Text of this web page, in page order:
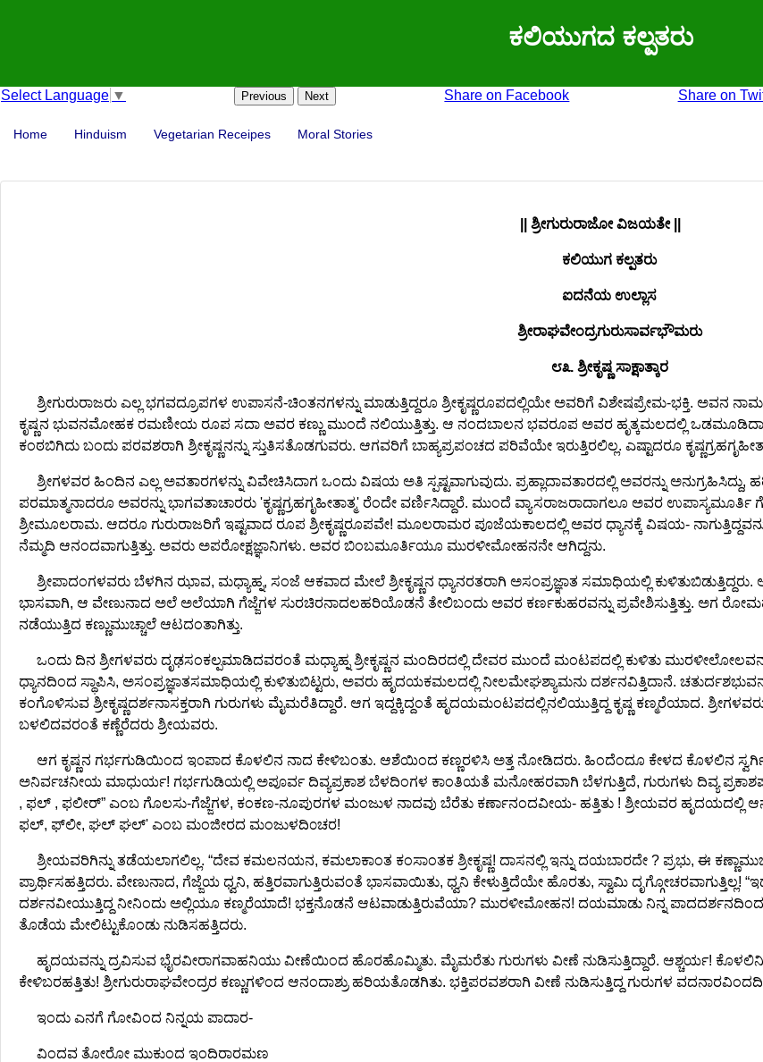
ಕಲಿಯುಗದ ಕಲ್ಪತರು
Select Language ▼ Previous Next Share on Facebook Share on
Home Hinduism Vegetarian Receipes Moral Stories
|| ಶ್ರೀಗುರುರಾಜೋ ವಿಜಯತೇ ||
ಕಲಿಯುಗ ಕಲ್ಪತರು
ಐದನೆಯ ಉಲ್ಲಾಸ
ಶ್ರೀರಾಘವೇಂದ್ರಗುರುಸಾರ್ವಭೌಮರು
೮೩. ಶ್ರೀಕೃಷ್ಣ ಸಾಕ್ಷಾತ್ಕಾರ
ಶ್ರೀಗುರುರಾಜರು ಎಲ್ಲ ಭಗವದ್ರೂಪಗಳ ಉಪಾಸನೆ-ಚಿಂತನಗಳನ್ನು ಮಾಡುತ್ತಿದ್ದರೂ ಶ್ರೀಕೃಷ್ಣರೂಪದಲ್ಲಿಯೇ ಅವರಿಗೆ ವಿಶೇಷಪ್ರೇಮ-ಭಕ್ತಿ. ಅವನ
ಕೃಷ್ಣನ ಭುವನಮೋಹಕ ರಮಣೀಯ ರೂಪ ಸದಾ ಅವರ ಕಣ್ಣು ಮುಂದೆ ನಲಿಯುತ್ತಿತ್ತು. ಆ ನಂದಬಾಲನ ಭವರೂಪ ಅವರ ಹೃತ್ಕಮಲದಲ್ಲಿ ಒಡಮೂಡಿದಾಗ
ಕಂಠಬಿಗಿದು ಬಂದು ಪರವಶರಾಗಿ ಶ್ರೀಕೃಷ್ಣನನ್ನು ಸ್ತುತಿಸತೊಡಗುವರು. ಆಗವರಿಗೆ ಬಾಹ್ಯಪ್ರಪಂಚದ ಪರಿವೆಯೇ ಇರುತ್ತಿರಲಿಲ್ಲ. ಎಷ್ಟಾದರೂ
ಶ್ರೀಗಳವರ ಹಿಂದಿನ ಎಲ್ಲ ಅವತಾರಗಳನ್ನು ವಿವೇಚಿಸಿದಾಗ ಒಂದು ವಿಷಯ ಅತಿ ಸ್ಪಷ್ಟವಾಗುವುದು. ಪ್ರಹ್ಲಾದಾವತಾರದಲ್ಲಿ ಅವರನ್ನು
ಪರಮಾತ್ಮನಾದರೂ ಅವರನ್ನು ಭಾಗವತಾಚಾರರು 'ಕೃಷ್ಣಗ್ರಹಗೃಹೀತಾತ್ಮ' ರೆಂದೇ ವರ್ಣಿಸಿದ್ದಾರೆ. ಮುಂದೆ ವ್ಯಾಸರಾಜರಾದಾಗಲೂ ಅವರ ಉಪಾಸ್ಯಮೂರ್ತಿ
ಶ್ರೀಮೂಲರಾಮ. ಆದರೂ ಗುರುರಾಜರಿಗೆ ಇಷ್ಟವಾದ ರೂಪ ಶ್ರೀಕೃಷ್ಣರೂಪವೇ! ಮೂಲರಾಮರ ಪೂಜೆಯಕಾಲದಲ್ಲಿ ಅವರ ಧ್ಯಾನಕ್ಕೆ ವಿಷಯ-
ನೆಮ್ಮದಿ ಆನಂದವಾಗುತ್ತಿತ್ತು. ಅವರು ಅಪರೋಕ್ಷಜ್ಞಾನಿಗಳು. ಅವರ ಬಿಂಬಮೂರ್ತಿಯೂ ಮುರಳೀಮೋಹನನೇ ಆಗಿದ್ದನು.
ಶ್ರೀಪಾದಂಗಳವರು ಬೆಳಗಿನ ಝಾವ, ಮಧ್ಯಾಹ್ನ, ಸಂಜೆ ಆಕವಾದ ಮೇಲೆ ಶ್ರೀಕೃಷ್ಣನ ಧ್ಯಾನರತರಾಗಿ ಅಸಂಪ್ರಜ್ಞಾತ ಸಮಾಧಿಯಲ್ಲಿ
ಭಾಸವಾಗಿ, ಆ ವೇಣುನಾದ ಅಲೆ ಅಲೆಯಾಗಿ ಗೆಜ್ಜೆಗಳ ಸುರಚಿರನಾದಲಹರಿಯೊಡನೆ ತೇಲಿಬಂದು ಅವರ ಕರ್ಣಕುಹರವನ್ನು ಪ್ರವೇಶಿಸುತ್ತಿತ್ತು. ಅಗ
ನಡೆಯುತ್ತಿದ ಕಣ್ಣುಮುಚ್ಚಾಲೆ ಆಟದಂತಾಗಿತ್ತು.
ಒಂದು ದಿನ ಶ್ರೀಗಳವರು ದೃಢಸಂಕಲ್ಪಮಾಡಿದವರಂತೆ ಮಧ್ಯಾಹ್ನ ಶ್ರೀಕೃಷ್ಣನ ಮಂದಿರದಲ್ಲಿ ದೇವರ ಮುಂದೆ ಮಂಟಪದಲ್ಲಿ ಕುಳಿತು
ಧ್ಯಾನದಿಂದ ಸ್ಥಾಪಿಸಿ, ಅಸಂಪ್ರಜ್ಞಾತಸಮಾಧಿಯಲ್ಲಿ ಕುಳಿತುಬಿಟ್ಟರು, ಅವರು ಹೃದಯಕಮಲದಲ್ಲಿ ನೀಲಮೇಘಶ್ಯಾಮನು ದರ್ಶನವಿತ್ತಿದಾನೆ.
ಕಂಗೊಳಿಸುವ ಶ್ರೀಕೃಷ್ಣದರ್ಶನಾಸಕ್ತರಾಗಿ ಗುರುಗಳು ಮೈಮರೆತಿದ್ದಾರೆ. ಆಗ ಇದ್ದಕ್ಕಿದ್ದಂತೆ ಹೃದಯಮಂಟಪದಲ್ಲಿನಲಿಯುತ್ತಿದ್ದ ಕೃಷ್ಣ ಕಣ್ಮರೆಯಾದ.
ಬಳಲಿದವರಂತೆ ಕಣ್ಣೆರೆದರು ಶ್ರೀಯವರು.
ಆಗ ಕೃಷ್ಣನ ಗರ್ಭಗುಡಿಯಿಂದ ಇ೦ಪಾದ ಕೊಳಲಿನ ನಾದ ಕೇಳಿಬಂತು. ಆಶೆಯಿಂದ ಕಣ್ಣರಳಿಸಿ ಅತ್ತ ನೋಡಿದರು. ಹಿಂದೆಂದೂ ಕೇಳದ ಕೊಳಲಿನ
ಅನಿರ್ವಚನೀಯ ಮಾಧುರ್ಯ! ಗರ್ಭಗುಡಿಯಲ್ಲಿ ಅಪೂರ್ವ ದಿವ್ಯಪ್ರಕಾಶ ಬೆಳದಿಂಗಳ ಕಾಂತಿಯತೆ ಮನೋಹರವಾಗಿ ಬೆಳಗುತ್ತಿದೆ, ಗುರುಗಳು ದಿವ್ಯ
, ಫಲ್ , ಫಲೀರ್” ಎಂಬ ಗೊಲಸು-ಗೆಜ್ಜೆಗಳ, ಕಂಕಣ-ನೂಪುರಗಳ ಮಂಜುಳ ನಾದವು ಬೆರೆತು ಕರ್ಣಾನಂದವೀಯ- ಹತ್ತಿತು ! ಶ್ರೀಯವರ ಹೃದಯದಲ್ಲಿ
ಫಲ್, ಫ್‌ಲೀ‌, ಘಲ್ ಘಲ್' ಎಂಬ ಮಂಜೀರದ ಮಂಜುಳದಿ೦ಚರ!
ಶ್ರೀಯವರಿಗಿನ್ನು ತಡೆಯಲಾಗಲಿಲ್ಲ. “ದೇವ ಕಮಲನಯನ, ಕಮಲಾಕಾಂತ ಕಂಸಾಂತಕ ಶ್ರೀಕೃಷ್ಣ! ದಾಸನಲ್ಲಿ ಇನ್ನು ದಯಬಾರದೇ ? ಪ್ರಭು, ಈ
ಪ್ರಾರ್ಥಿಸಹತ್ತಿದರು. ವೇಣುನಾದ, ಗೆಜ್ಜೆಯ ಧ್ವನಿ, ಹತ್ತಿರವಾಗುತ್ತಿರುವಂತೆ ಭಾಸವಾಯಿತು, ಧ್ವನಿ ಕೇಳುತ್ತಿದೆಯೇ ಹೊರತು, ಸ್ವಾಮಿ ದೃಗ್ಗೋಚರವಾಗುತ್ತಿಲ್ಲ!
ದರ್ಶನವೀಯುತ್ತಿದ್ದ ನೀನಿಂದು ಅಲ್ಲಿಯೂ ಕಣ್ಮರೆಯಾದೆ! ಭಕ್ತನೊಡನೆ ಆಟವಾಡುತ್ತಿರುವೆಯಾ? ಮುರಳೀಮೋಹನ! ದಯಮಾಡು ನಿನ್ನ ಪಾದದರ್ಶನದಿಂದ
ತೊಡೆಯ ಮೇಲಿಟ್ಟುಕೊಂಡು ನುಡಿಸಹತ್ತಿದರು.
ಹೃದಯವನ್ನು ದ್ರವಿಸುವ ಭೈರವೀರಾಗವಾಹನಿಯು ವೀಣೆಯಿಂದ ಹೊರಹೊಮ್ಮಿತು. ಮೈಮರೆತು ಗುರುಗಳು ವೀಣೆ ನುಡಿಸುತ್ತಿದ್ದಾರೆ. ಆಶ್ಚರ್ಯ!
ಕೇಳಿಬರಹತ್ತಿತು! ಶ್ರೀಗುರುರಾಘವೇಂದ್ರರ ಕಣ್ಣುಗಳಿಂದ ಆನಂದಾಶ್ರು ಹರಿಯತೊಡಗಿತು. ಭಕ್ತಿಪರವಶರಾಗಿ ವೀಣೆ ನುಡಿಸುತ್ತಿದ್ದ ಗುರುಗಳ
ಇಂದು ಎನಗೆ ಗೋವಿಂದ ನಿನ್ನಯ ಪಾದಾರ-
ವಿಂದವ ತೋರೋ ಮುಕುಂದ ಇಂದಿರಾರಮಣ